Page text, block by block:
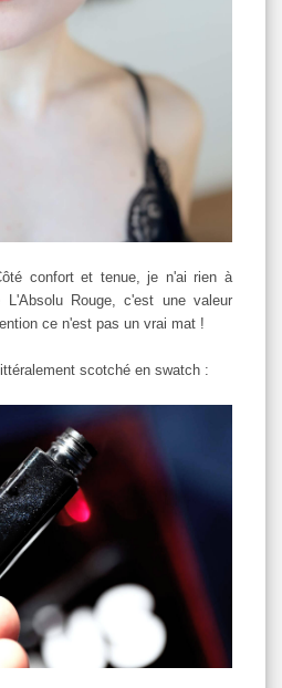
confort et tenue, je n'ai rien à
Rouge, c'est une valeur
ce n'est pas un vrai mat !
scotché en swatch :